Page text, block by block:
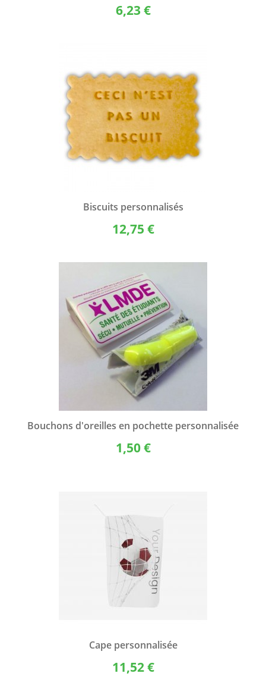
6,23 €
Biscuits personnalisés
12,75 €
Bouchons d'oreilles en pochette personnalisée
1,50 €
Cape personnalisée
11,52 €